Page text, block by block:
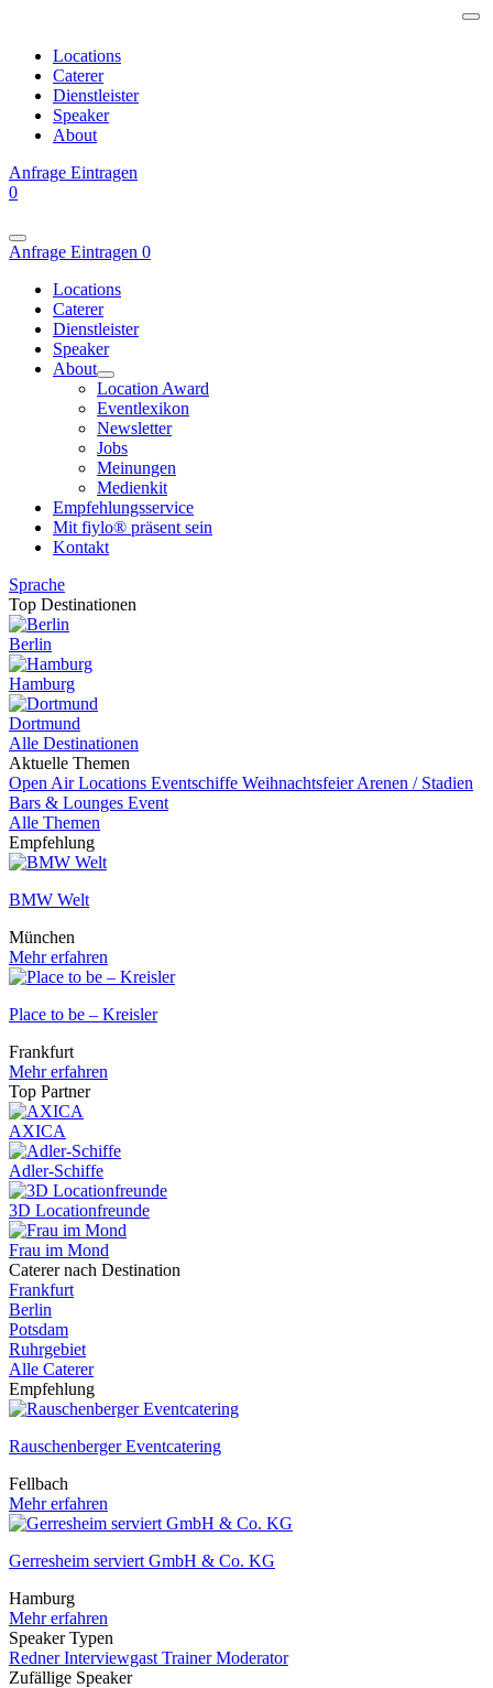
Locations
Caterer
Dienstleister
Speaker
About
Anfrage Eintragen
0
Anfrage Eintragen 0
Locations
Caterer
Dienstleister
Speaker
About
Location Award
Eventlexikon
Newsletter
Jobs
Meinungen
Medienkit
Empfehlungsservice
Mit fiylo® präsent sein
Kontakt
Sprache
Top Destinationen
Berlin
Hamburg
Dortmund
Alle Destinationen
Aktuelle Themen
Open Air Locations Eventschiffe WeihnachtsfeierArenen / Stadien
Bars & Lounges Event
Alle Themen
Empfehlung
BMW Welt
München
Mehr erfahren
Place to be – Kreisler
Frankfurt
Mehr erfahren
Top Partner
AXICA
Adler-Schiffe
3D Locationfreunde
Frau im Mond
Caterer nach Destination
Frankfurt
Berlin
Potsdam
Ruhrgebiet
Alle Caterer
Empfehlung
Rauschenberger Eventcatering
Fellbach
Mehr erfahren
Gerresheim serviert GmbH & Co. KG
Hamburg
Mehr erfahren
Speaker Typen
RednerInterviewgast TrainerModerator
Zufällige Speaker